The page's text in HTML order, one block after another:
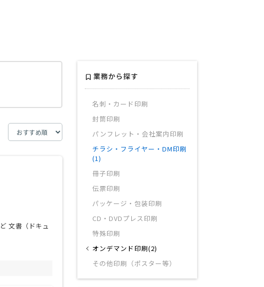
文書（ドキュ
業務から探す
名刺・カード印刷
封筒印刷
パンフレット・会社案内印刷
チラシ・フライヤー・DM印刷
(1)
冊子印刷
伝票印刷
パッケージ・包装印刷
CD・DVDプレス印刷
特殊印刷
オンデマンド印刷(2)
その他印刷（ポスター等）